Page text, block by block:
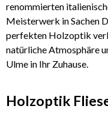
renommierten
Meisterwerk in Sachen
perfekten Holzoptik
natürliche Atmosphäre
Ulme in Ihr Zuhause.
Holzoptik